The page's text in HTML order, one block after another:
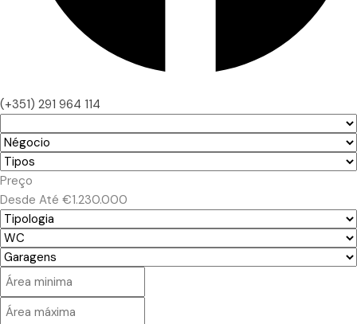
(+351) 291 964 114
Preço
Desde Até €1.230.000